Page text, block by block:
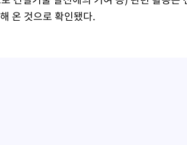
온 것으로 확인됐다.